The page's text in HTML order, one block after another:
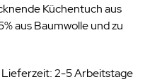
Küchentuch aus
aus Baumwolle und zu
Lieferzeit: 2-5 Arbeitstage